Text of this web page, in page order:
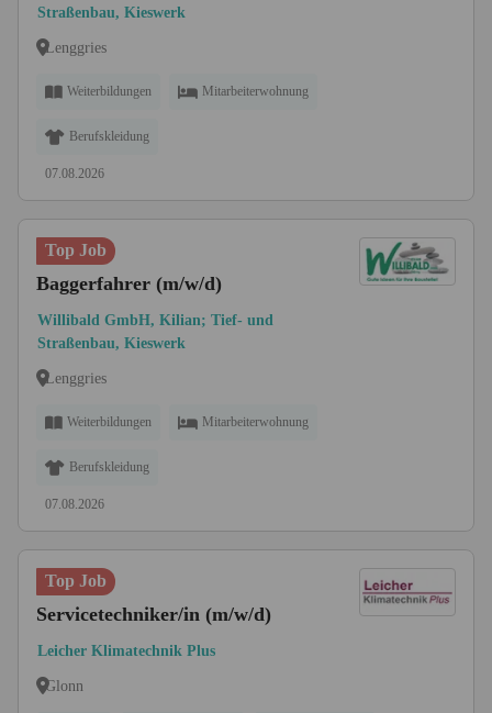
Straßenbau, Kieswerk
Lenggries
Weiterbildungen Mitarbeiterwohnung
Berufskleidung
07.08.2026
Top Job
Baggerfahrer (m/w/d)
Willibald GmbH, Kilian; Tief- und
Straßenbau, Kieswerk
Lenggries
Weiterbildungen Mitarbeiterwohnung
Berufskleidung
07.08.2026
Top Job
Servicetechniker/in (m/w/d)
Leicher Klimatechnik Plus
Glonn